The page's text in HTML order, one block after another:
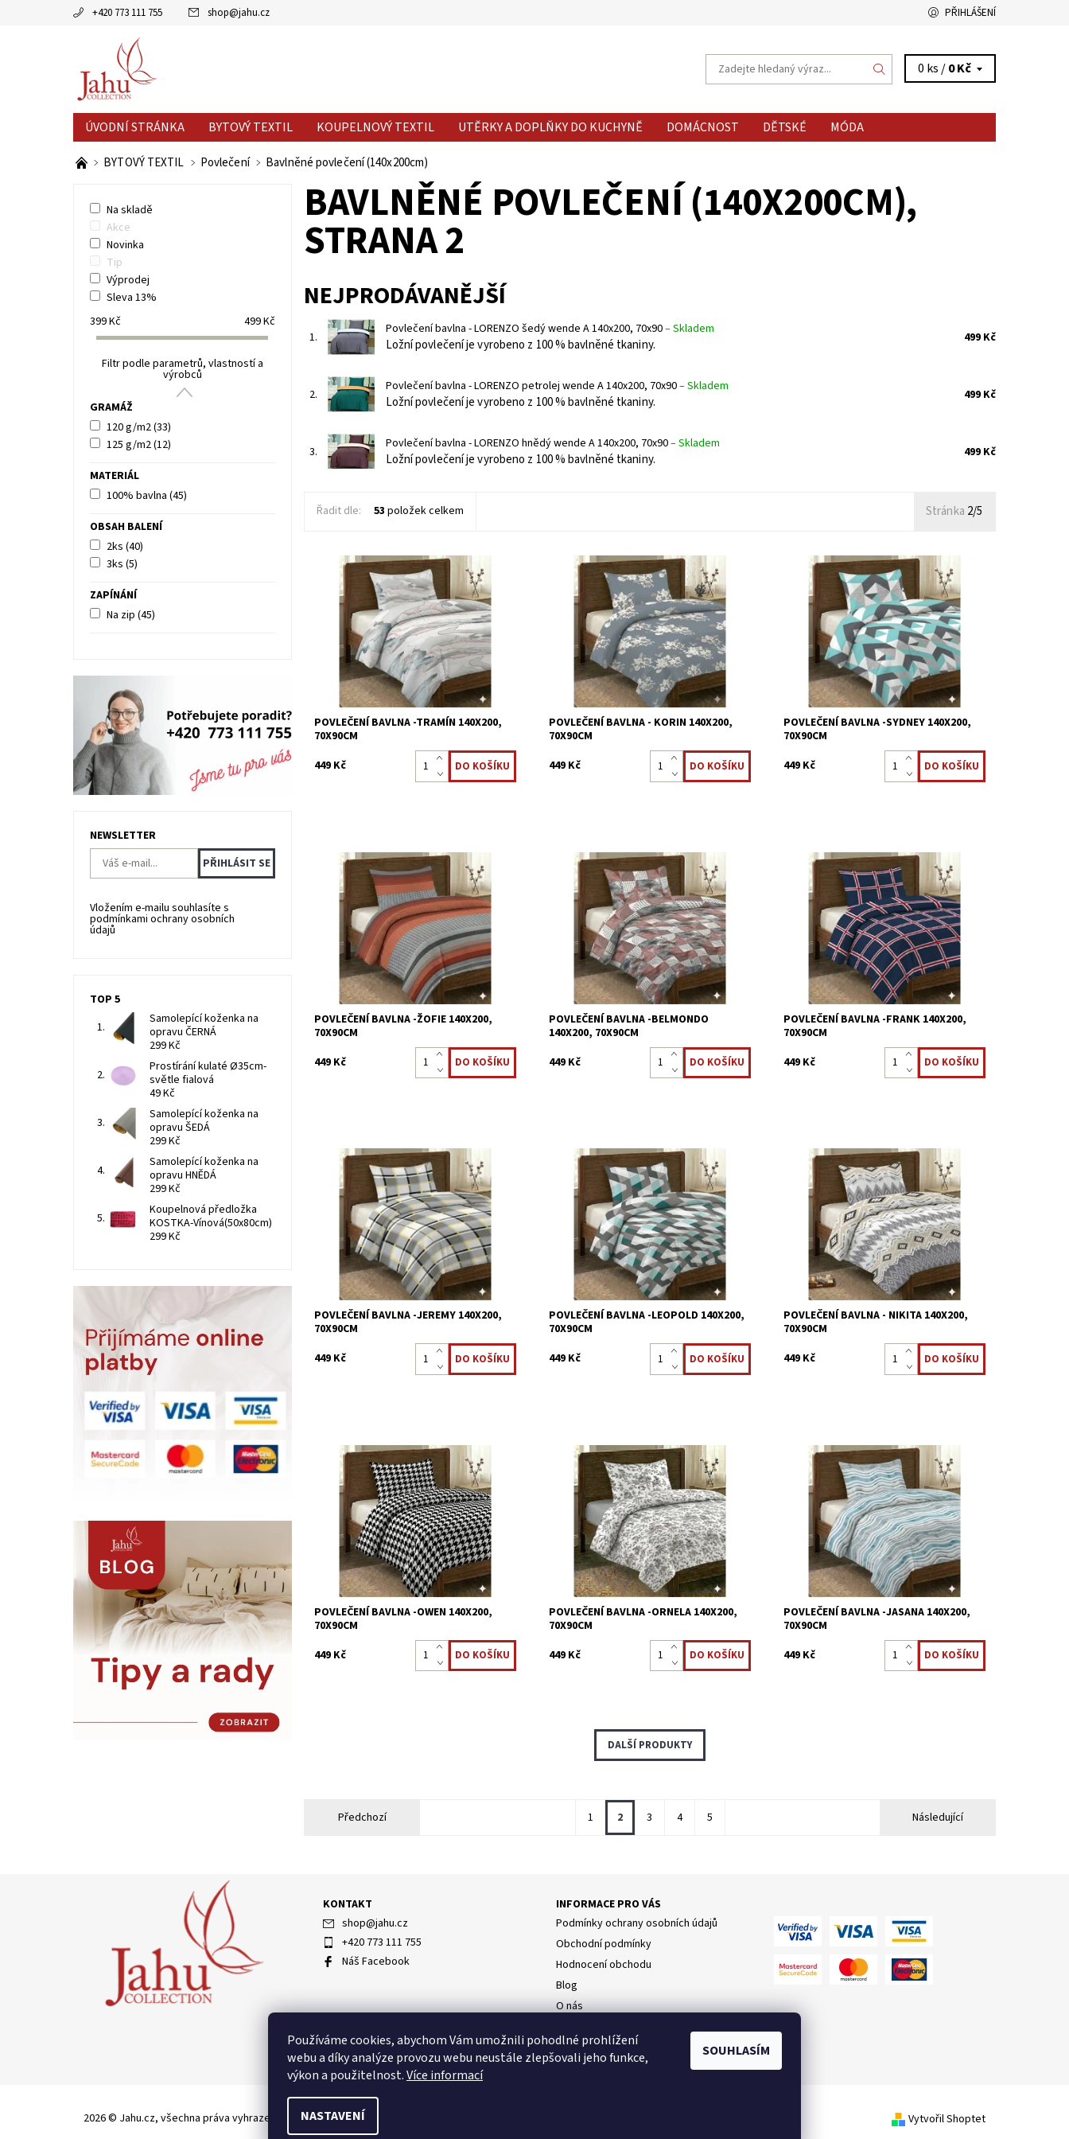
+420 773 111 755 shop@jahu.cz PŘIHLÁŠENÍ
0 ks /0 Kč
ÚVODNÍ STRÁNKA BYTOVÝ TEXTIL KOUPELNOVÝ TEXTIL UTĚRKY A DOPLŇKY DO KUCHYNĚ DOMÁCNOST DĚTSKÉ
MÓDA
AKCE MĚSÍCE
VÝPRODEJ %
BYTOVÝ TEXTIL Povlečení Bavlněné povlečení (140x200cm)
BAVLNĚNÉ POVLEČENÍ (140X200CM),
STRANA 2
NEJPRODÁVANĚJŠÍ
1.
Povlečení bavlna - LORENZO šedý wende A 140x200, 70x90–Skladem
Ložní povlečení je vyrobeno z 100 % bavlněné tkaniny. 499 Kč
2.
Povlečení bavlna - LORENZO petrolej wende A 140x200, 70x90–Skladem
Ložní povlečení je vyrobeno z 100 % bavlněné tkaniny. 499 Kč
3.
Povlečení bavlna - LORENZO hnědý wende A 140x200, 70x90–Skladem
Ložní povlečení je vyrobeno z 100 % bavlněné tkaniny. 499 Kč
Řadit dle: 53 položek celkem Stránka 2/5
Ložní povlečení je vyrobeno z 100 %
bavlněné tkaniny. Povlečení z bavlny jsou
mezi uživateli velmi oblíbené, zůstávají
stálobarevné, snadno se udržují a...
Dostupnost:
Skladem >5 ks
3621/70X24
POVLEČENÍ BAVLNA -TRAMÍN 140X200,
70X90CM
449 Kč
Ložní povlečení je vyrobeno z 100 %
bavlněné tkaniny. Povlečení z bavlny jsou
mezi uživateli velmi oblíbené, zůstávají
stálobarevné, snadno se udržují a...
Dostupnost:
Skladem >5 ks
3621/70X23
POVLEČENÍ BAVLNA - KORIN 140X200,
70X90CM
449 Kč
Ložní povlečení je vyrobeno z 100 %
bavlněné tkaniny. Povlečení z bavlny jsou
mezi uživateli velmi oblíbené, zůstávají
stálobarevné, snadno se udržují a...
Dostupnost:
Skladem >5 ks
3621/70X22
POVLEČENÍ BAVLNA -SYDNEY 140X200,
70X90CM
449 Kč
Ložní povlečení je vyrobeno z 100 %
bavlněné tkaniny. Povlečení z bavlny jsou
mezi uživateli velmi oblíbené, zůstávají
stálobarevné, snadno se udržují a...
Dostupnost:
Skladem >5 ks
3621/70X21
POVLEČENÍ BAVLNA -ŽOFIE 140X200,
70X90CM
449 Kč
Ložní povlečení je vyrobeno z 100 %
bavlněné tkaniny. Povlečení z bavlny jsou
mezi uživateli velmi oblíbené, zůstávají
stálobarevné, snadno se udržují a...
Dostupnost:
Skladem >5 ks
3621/70X20
POVLEČENÍ BAVLNA -BELMONDO
140X200, 70X90CM
449 Kč
Ložní povlečení je vyrobeno z 100 %
bavlněné tkaniny. Povlečení z bavlny jsou
mezi uživateli velmi oblíbené, zůstávají
stálobarevné, snadno se udržují a...
Dostupnost:
Skladem >5 ks
3621/70X19
POVLEČENÍ BAVLNA -FRANK 140X200,
70X90CM
449 Kč
Ložní povlečení je vyrobeno z 100 %
bavlněné tkaniny. Povlečení z bavlny jsou
mezi uživateli velmi oblíbené, zůstávají
stálobarevné, snadno se udržují a...
Dostupnost:
Skladem >5 ks
3621/70X18
POVLEČENÍ BAVLNA -JEREMY 140X200,
70X90CM
449 Kč
Ložní povlečení je vyrobeno z 100 %
bavlněné tkaniny. Povlečení z bavlny jsou
mezi uživateli velmi oblíbené, zůstávají
stálobarevné, snadno se udržují a...
Dostupnost:
Skladem >5 ks
3621/70X17
POVLEČENÍ BAVLNA -LEOPOLD 140X200,
70X90CM
449 Kč
Ložní povlečení je vyrobeno z 100 %
bavlněné tkaniny. Povlečení z bavlny jsou
mezi uživateli velmi oblíbené, zůstávají
stálobarevné, snadno se udržují a...
Dostupnost:
Skladem >5 ks
3621/70X16
POVLEČENÍ BAVLNA - NIKITA 140X200,
70X90CM
449 Kč
Ložní povlečení je vyrobeno z 100 %
bavlněné tkaniny. Povlečení z bavlny jsou
mezi uživateli velmi oblíbené, zůstávají
stálobarevné, snadno se udržují a...
Dostupnost:
Skladem >5 ks
3621/70X15
POVLEČENÍ BAVLNA -OWEN 140X200,
70X90CM
449 Kč
Ložní povlečení je vyrobeno z 100 %
bavlněné tkaniny. Povlečení z bavlny jsou
mezi uživateli velmi oblíbené, zůstávají
stálobarevné, snadno se udržují a...
Dostupnost:
Skladem >5 ks
3621/70X14
POVLEČENÍ BAVLNA -ORNELA 140X200,
70X90CM
449 Kč
Ložní povlečení je vyrobeno z 100 %
bavlněné tkaniny. Povlečení z bavlny jsou
mezi uživateli velmi oblíbené, zůstávají
stálobarevné, snadno se udržují a...
Dostupnost:
Skladem >5 ks
3621/70X13
POVLEČENÍ BAVLNA -JASANA 140X200,
70X90CM
449 Kč
DALŠÍ PRODUKTY
Předchozí Následující
1 2 3 4 5
Na skladě
Akce
Novinka
Tip
Výprodej
Sleva 13%
399Kč 499Kč
Filtr podle parametrů, vlastností a
výrobců
GRAMÁŽ
120 g/m2(33)
125 g/m2(12)
MATERIÁL
100% bavlna (45)
OBSAH BALENÍ
2ks (40)
3ks (5)
ZAPÍNÁNÍ
Na zip (45)
NEWSLETTER
Vložením e-mailu souhlasíte s
podmínkami ochrany osobních
údajů
TOP 5
Samolepící koženka na
opravu ČERNÁ
299 Kč
Prostírání kulaté Ø35cm-
světle fialová
49 Kč
Samolepící koženka na
opravu ŠEDÁ
299 Kč
Samolepící koženka na
opravu HNĚDÁ
299 Kč
Koupelnová předložka
KOSTKA-Vínová(50x80cm)
299 Kč
KONTAKT
shop@jahu.cz
+420 773 111 755
Náš Facebook
INFORMACE PRO VÁS
Podmínky ochrany osobních údajů
Obchodní podmínky
Hodnocení obchodu
Blog
O nás
Napište nám
2026 © Jahu.cz, všechna práva vyhrazena Vytvořil Shoptet
Používáme cookies, abychom Vám umožnili pohodlné prohlížení
webu a díky analýze provozu webu neustále zlepšovali jeho funkce,
výkon a použitelnost.Více informací
NASTAVENÍ
SOUHLASÍM